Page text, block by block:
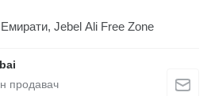
Jebel Ali Free Zone